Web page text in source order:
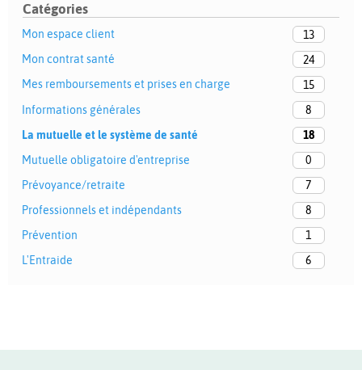
Catégories
Mon espace client
13
Mon contrat santé
24
Mes remboursements et prises en charge
15
Informations générales
8
La mutuelle et le système de santé
18
Mutuelle obligatoire d'entreprise
0
Prévoyance/retraite
7
Professionnels et indépendants
8
Prévention
1
L'Entraide
6